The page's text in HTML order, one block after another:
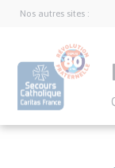
Nos autres sites :